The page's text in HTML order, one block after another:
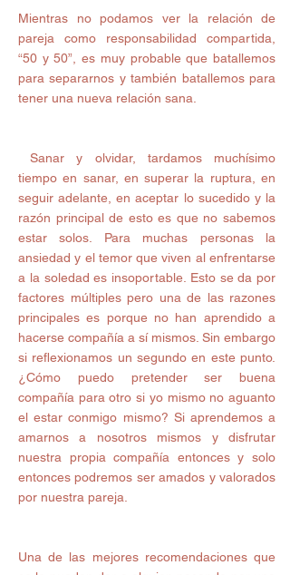
Mientras no podamos ver la relación de
pareja como responsabilidad compartida,
“50 y 50”, es muy probable que batallemos
para separarnos y también batallemos para
tener una nueva relación sana.
Sanar y olvidar, tardamos muchísimo
tiempo en sanar, en superar la ruptura, en
seguir adelante, en aceptar lo sucedido y la
razón principal de esto es que no sabemos
estar solos. Para muchas personas la
ansiedad y el temor que viven al enfrentarse
a la soledad es insoportable. Esto se da por
factores múltiples pero una de las razones
principales es porque no han aprendido a
hacerse compañía a sí mismos. Sin embargo
si reflexionamos un segundo en este punto.
¿Cómo puedo pretender ser buena
compañía para otro si yo mismo no aguanto
el estar conmigo mismo? Si aprendemos a
amarnos a nosotros mismos y disfrutar
nuestra propia compañía entonces y solo
entonces podremos ser amados y valorados
por nuestra pareja.
Una de las mejores recomendaciones que